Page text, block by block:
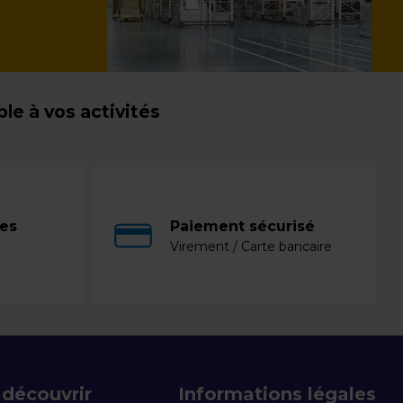
à vos activités
Paiement sécurisé
Virement / Carte bancaire
Informations légales